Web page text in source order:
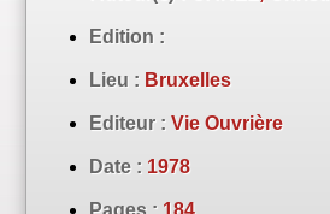
Edition :
Lieu : Bruxelles
Editeur : Vie Ouvrière
Date : 1978
Pages : 184